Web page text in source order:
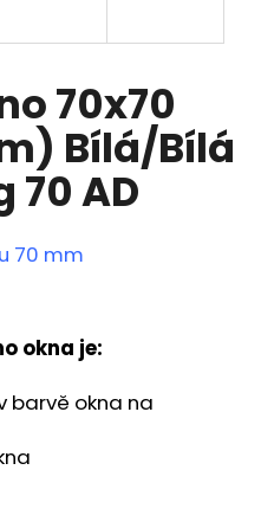
70x70
Bílá/Bílá
AD
70 mm
okna je:
barvě okna na